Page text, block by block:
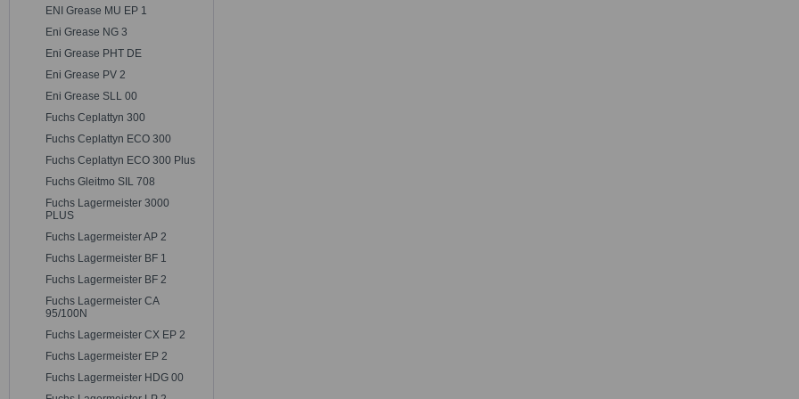
ENI Grease MU EP 1
Eni Grease NG 3
Eni Grease PHT DE
Eni Grease PV 2
Eni Grease SLL 00
Fuchs Ceplattyn 300
Fuchs Ceplattyn ECO 300
Fuchs Ceplattyn ECO 300 Plus
Fuchs Gleitmo SIL 708
Fuchs Lagermeister 3000
PLUS
Fuchs Lagermeister AP 2
Fuchs Lagermeister BF 1
Fuchs Lagermeister BF 2
Fuchs Lagermeister CA
95/100N
Fuchs Lagermeister CX EP 2
Fuchs Lagermeister EP 2
Fuchs Lagermeister HDG 00